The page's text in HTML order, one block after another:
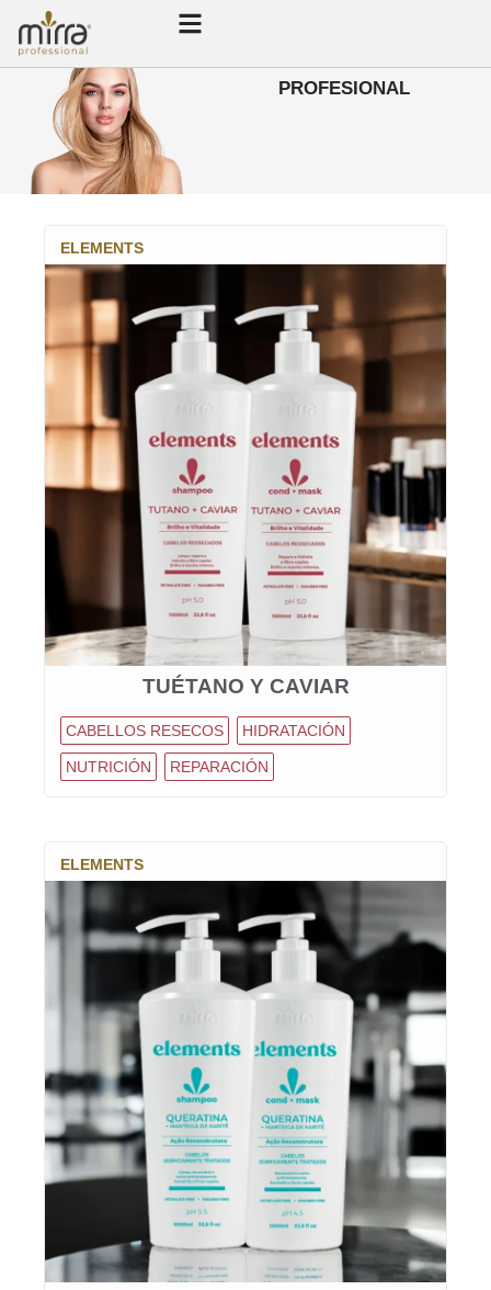
PROFESIONAL
ELEMENTS
TUÉTANO Y CAVIAR
CABELLOS RESECOS HIDRATACIÓN
NUTRICIÓN REPARACIÓN
ELEMENTS